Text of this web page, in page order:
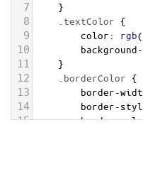
7 }
8 .textColor {
9 color: rgb(
10
11 }
12 .borderColor {
13 border-
14 border-
15 border-